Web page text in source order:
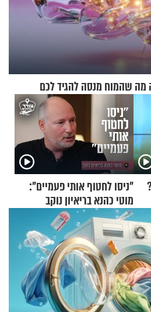
מה שהמוח מנסה להגיד לכם
"ניסו לחטוף אותי פעמיים":
מוטי כהנא בריאיון נוקב